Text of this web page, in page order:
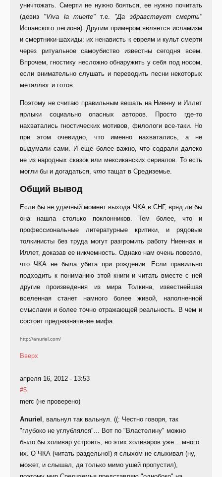
уничтожать. Смерти не нужно бояться, ее нужно почитать
(девиз "Viva la muerte"т.е. "Да здравствует смерть"
Испанского легиона). Другим примером является исламизм
и смертники-шахиды: их ненависть к евреям и культ смерти
через ритуальное самоубиство известны сегодня всем.
Впрочем, гностику несложно обнаружить у себя под носом,
если внимательно слушать и переводить песни некоторых
металлюг и готов.
Поэтому не считаю правильным вешать на Ниенну и Иллет
ярлыки социально опасных авторов. Просто где-то
нахватались гностических мотивов, филологи все-таки. Но
при этом очевидно, что именно нахватались, а не
выдумали сами. И еще более важно, что содрали далеко
не из народных сказок или мексиканских сериалов. То есть
могли бы и догадаться, что тащат в Средиземье.
Общий вывод
Если бы не удачный момент выхода ЧКА в СНГ, вряд ли бы
она нашла столько поклонников. Тем более, что и
профессиональные литературные критики, и рядовые
толкинисты без труда могут разгромить работу Ниеннах и
Иллет, доказав ее никчемность. Однако нам очень повезло,
что ЧКА не была убита при рождении. Если правильно
подходить к пониманию этой книги и читать вместе с ней
другие произведения из мира Толкина, известнейшая
вселенная станет намного более живой, наполненной
смыслами и более точно отражающей реальность. В чем и
состоит предназначение мифа.
http://anuriel.com/
Вверх
апреля 16, 2012 - 13:53
#5
merc (не проверено)
Anuriel
, вальнул так вальнул. ((: Честно говоря, так
"глубоко не углублялся"... Вот по "Властелину" можно
было бы холивар устроить, но этих холиваров уже... много
их. О ЧКА (читать раздельно!) я слыхом не слыхивал (ну,
может, и слышал, да только мимо ушей пропустил),